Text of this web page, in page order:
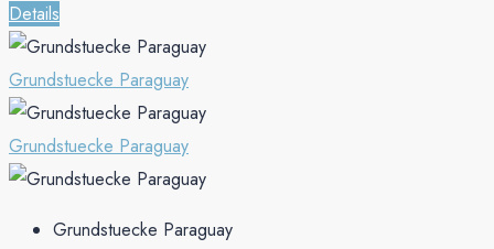
Details
Grundstuecke Paraguay
Grundstuecke Paraguay
Grundstuecke Paraguay